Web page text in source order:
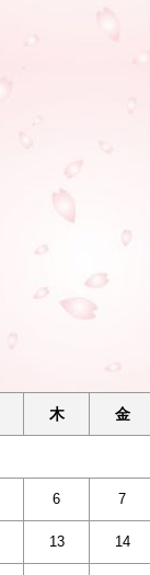
木 金
6 7
13 14